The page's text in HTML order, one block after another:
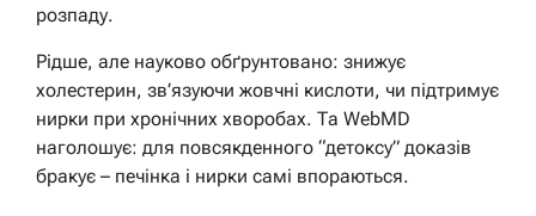
розпаду.
Рідше, але науково обґрунтовано: знижує
холестерин, зв’язуючи жовчні кислоти, чи підтримує
нирки при хронічних хворобах. Та WebMD
наголошує: для повсякденного “детоксу” доказів
бракує – печінка і нирки самі впораються.